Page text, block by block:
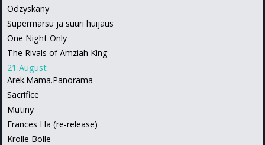
Odzyskany
Supermarsu ja suuri huijaus
One Night Only
The Rivals of Amziah King
21 August
Arek.Mama.Panorama
Sacrifice
Mutiny
Frances Ha (re-release)
Krolle Bolle